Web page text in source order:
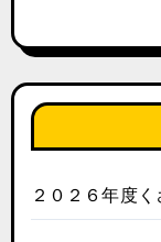
２０２６年度